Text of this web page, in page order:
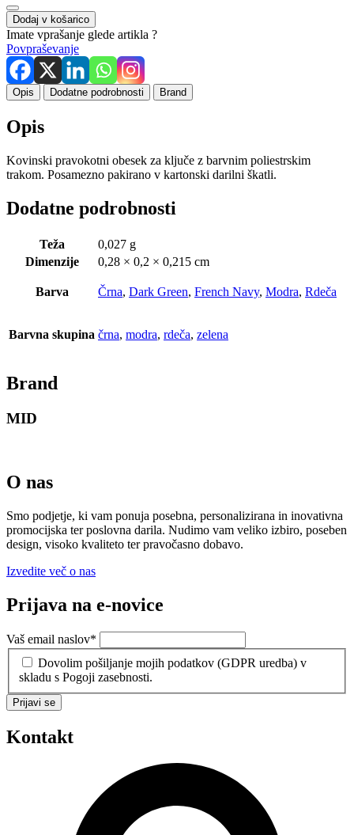
Dodaj v košarico
Imate vprašanje glede artikla ?
Povpraševanje
Opis Dodatne podrobnosti Brand
Opis
Kovinski pravokotni obesek za ključe z barvnim poliestrskim
trakom. Posamezno pakirano v kartonski darilni škatli.
Dodatne podrobnosti
Teža
0,027 g
Dimenzije
0,28 × 0,2 × 0,215 cm
Barva Črna, Dark Green, French Navy, Modra, Rdeča
Barvna skupina črna, modra, rdeča, zelena
Brand
MID
O nas
Smo podjetje, ki vam ponuja posebna, personalizirana in inovativna
promocijska ter poslovna darila. Nudimo vam veliko izbiro, poseben
design, visoko kvaliteto ter pravočasno dobavo.
Izvedite več o nas
Prijava na e-novice
Vaš email naslov*
Dovolim pošiljanje mojih podatkov (GDPR uredba) v
skladu s Pogoji zasebnosti.
Prijavi se
Kontakt